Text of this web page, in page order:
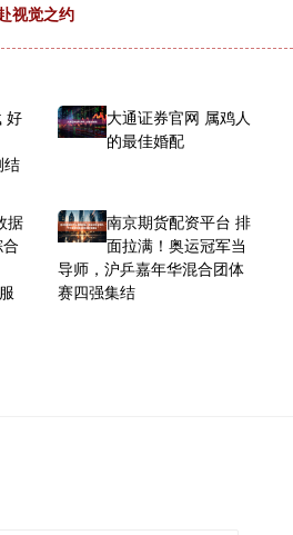
视觉之约
好
结
大通证券官网 属鸡人
的最佳婚配
据
南京期货配资平台 排
面拉满！奥运冠军当
导师，沪乒嘉年华混合团体
赛四强集结